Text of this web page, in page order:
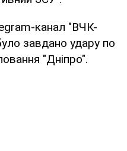
канал "ВЧК-
завдано удару по
"Дніпро".